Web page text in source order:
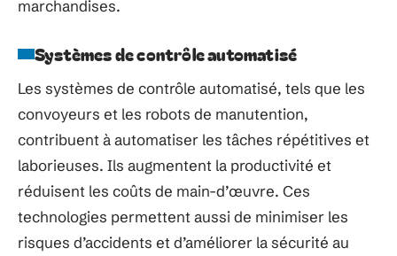
marchandises.
Systèmes de contrôle automatisé
Les systèmes de contrôle automatisé, tels que les
convoyeurs et les robots de manutention,
contribuent à automatiser les tâches répétitives et
laborieuses. Ils augmentent la productivité et
réduisent les coûts de main-d’œuvre. Ces
technologies permettent aussi de minimiser les
risques d’accidents et d’améliorer la sécurité au